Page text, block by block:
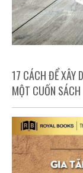
17 CÁCH ĐỂ XÂY
MỘT CUỐN SÁCH